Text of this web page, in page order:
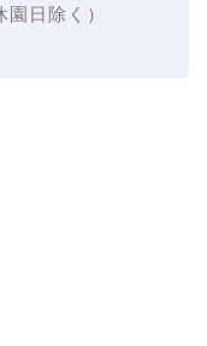
日除く）